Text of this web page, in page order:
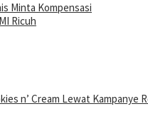
Minta Kompensasi
Ricuh
n’ Cream Lewat Kampanye